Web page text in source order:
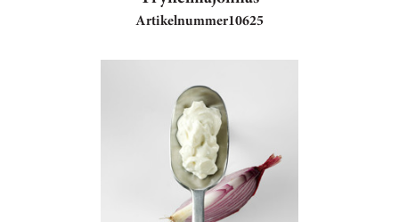
Artikelnummer10625